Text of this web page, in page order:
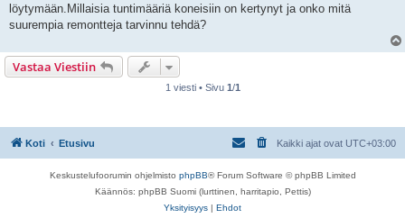
o
n
e
s
t
löytymään.Millaisia tuntimääriä koneisiin on kertynyt ja onko mitä
suurempia remontteja tarvinnu tehdä?
Vastaa Viestiin
1 viesti • Sivu 1/1
Koti Etusivu Kaikki ajat ovat UTC+03:00
Keskustelufoorumin ohjelmisto phpBB® Forum Software © phpBB Limited
Käännös: phpBB Suomi (lurttinen, harritapio, Pettis)
Yksityisyys | Ehdot